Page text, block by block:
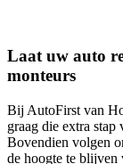
Laat uw auto
monteurs
Bij AutoFirst van
graag die extra
Bovendien volgen
de hoogte te